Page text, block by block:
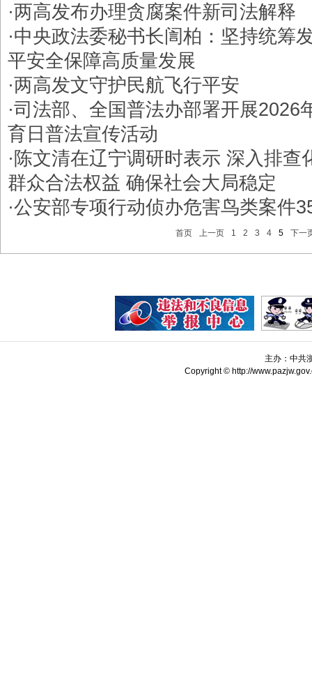
·两高发布办理贪腐案件新司法解释
·中央政法委秘书长訚柏：坚持统筹
平安全保障高质量发展
·两高发文守护民航飞行平安
·司法部、全国普法办部署开展2026
育日普法宣传活动
· 陈文清在辽宁调研时表示 深入排查
群众合法权益 确保社会大局稳定
·公安部专项行动侦办危害鸟类案件
首页 上一页 1 2 3 4 5 下一
主办：中共
Copyright © http://